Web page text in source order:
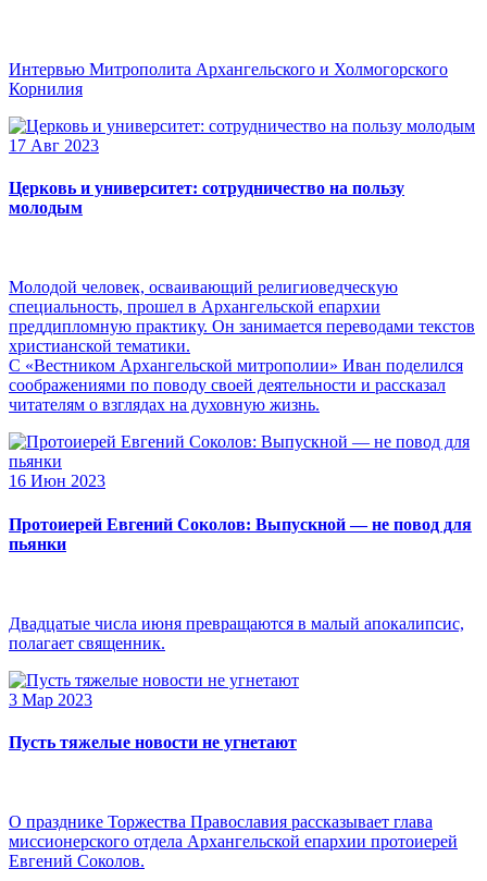
Интервью Митрополита Архангельского и Холмогорского
Корнилия
17 Авг 2023
Церковь и университет: сотрудничество на пользу
молодым
Молодой человек, осваивающий религиоведческую
специальность, прошел в Архангельской епархии
преддипломную практику. Он занимается переводами текстов
христианской тематики.
С «Вестником Архангельской митрополии» Иван поделился
соображениями по поводу своей деятельности и рассказал
читателям о взглядах на духовную жизнь.
16 Июн 2023
Протоиерей Евгений Соколов: Выпускной — не повод для
пьянки
Двадцатые числа июня превращаются в малый апокалипсис,
полагает священник.
3 Мар 2023
Пусть тяжелые новости не угнетают
О празднике Торжества Православия рассказывает глава
миссионерского отдела Архангельской епархии протоиерей
Евгений Соколов.